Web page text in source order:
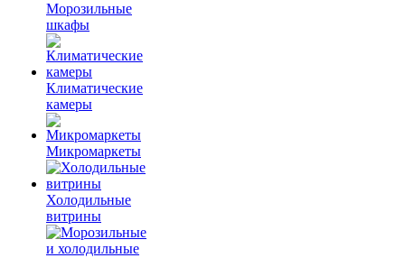
Морозильные
шкафы
Климатические
камеры
Микромаркеты
Холодильные
витрины